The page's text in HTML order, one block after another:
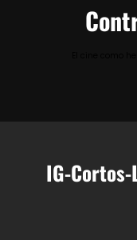
IG-Cortos-